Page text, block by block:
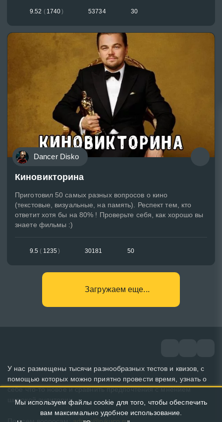
9.52 ( 1740) 53734 30
Dancer Disko
Киновикторина
Приготовил 50 самых разных вопросов о кино
(текстовые, визуальные, на память). Респект тем, кто
ответит хотя бы на 80% ! Проверьте себя, как хорошо вы
знаете фильмы :)
9.5 ( 1235 ) 30181 50
Загружаем еще...
У нас размещены тысячи разнообразных тестов и квизов, с
помощью которых можно приятно провести время, узнать о
себе что-то новое и сравнить предпочтения с мнением
широкой аудитории.
Мы используем файлы cookie для того, чтобы обеспечить
вам максимально удобное использование.